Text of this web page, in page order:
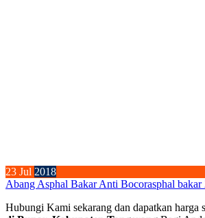
23 Jul 2018
Abang Asphal Bakar Anti Bocorasphal bakar
Hubungi Kami sekarang dan dapatkan harga